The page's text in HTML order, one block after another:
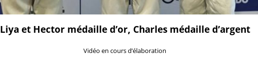
Liya et Hector médaille d’or, Charles médaille d’argent
Vidéo en cours d’élaboration